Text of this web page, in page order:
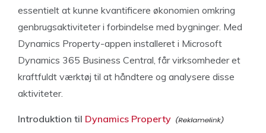
essentielt at kunne kvantificere økonomien omkring
genbrugsaktiviteter i forbindelse med bygninger. Med
Dynamics Property-appen installeret i Microsoft
Dynamics 365 Business Central, får virksomheder et
kraftfuldt værktøj til at håndtere og analysere disse
aktiviteter.
Introduktion til Dynamics Property